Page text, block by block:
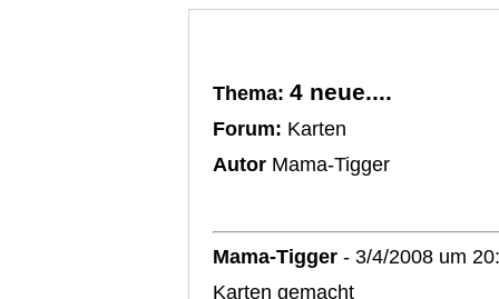
Thema: 4 neue....
Forum: Karten
Autor Mama-Tigger
Mama-Tigger - 3/4/2008 um
Karten gemacht